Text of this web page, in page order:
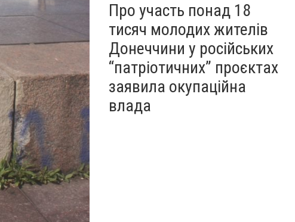
Про участь понад 18
тисяч молодих жителів
Донеччини у російських
“патріотичних” проєктах
заявила окупаційна
влада